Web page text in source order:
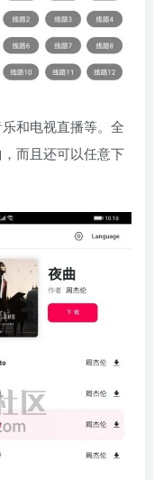
和电视直播等。全
而且还可以任意下